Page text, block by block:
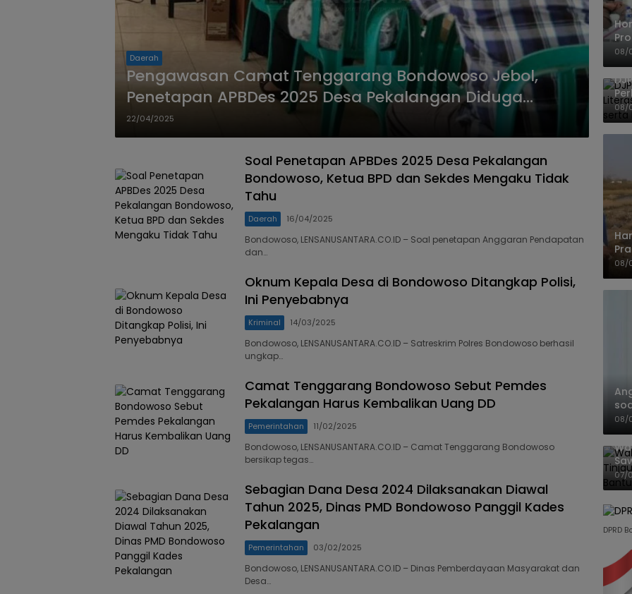
Daerah
Pengawasan Camat Tenggarang Bondowoso Jebol,
Penetapan APBDes 2025 Desa Pekalangan Diduga
Tanpa Musdes
22/04/2025
Soal Penetapan APBDes 2025 Desa Pekalangan
Bondowoso, Ketua BPD dan Sekdes Mengaku Tidak
Tahu
Daerah 16/04/2025
Bondowoso, LENSANUSANTARA.CO.ID – Soal penetapan Anggaran Pendapatan
dan…
Oknum Kepala Desa di Bondowoso Ditangkap Polisi,
Ini Penyebabnya
Kriminal 14/03/2025
Bondowoso, LENSANUSANTARA.CO.ID – Satreskrim Polres Bondowoso berhasil
ungkap…
Camat Tenggarang Bondowoso Sebut Pemdes
Pekalangan Harus Kembalikan Uang DD
Pemerintahan 11/02/2025
Bondowoso, LENSANUSANTARA.CO.ID – Camat Tenggarang Bondowoso
bersikap tegas…
Sebagian Dana Desa 2024 Dilaksanakan Diawal
Tahun 2025, Dinas PMD Bondowoso Panggil Kades
Pekalangan
Pemerintahan 03/02/2025
Bondowoso, LENSANUSANTARA.CO.ID – Dinas Pemberdayaan Masyarakat dan
Desa…
08/
08/
08/
08/
07/
DPRD